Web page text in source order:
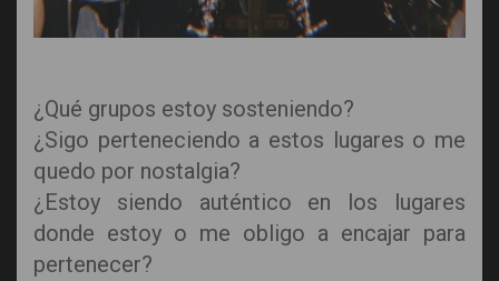
¿Qué grupos estoy sosteniendo?
¿Sigo perteneciendo a estos lugares o me
quedo por nostalgia?
¿Estoy siendo auténtico en los lugares
donde estoy o me obligo a encajar para
pertenecer?